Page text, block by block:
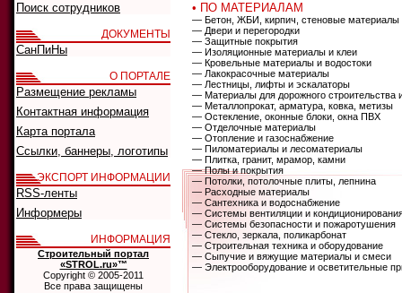
• ПО МАТЕРИАЛАМ
— Бетон, ЖБИ, кирпич, стеновые материалы
— Двери и перегородки
— Защитные покрытия
— Изоляционные материалы и клеи
— Кровельные материалы и водостоки
— Лакокрасочные материалы
— Лестницы, лифты и эскалаторы
— Материалы для дорожного строительства
— Металлопрокат, арматура, ковка, метизы
— Остекление, оконные блоки, окна ПВХ
— Отделочные материалы
— Отопление и газоснабжение
— Пиломатериалы и лесоматериалы
— Плитка, гранит, мрамор, камни
— Полы и покрытия
— Потолки, потолочные плиты, лепнина
— Расходные материалы
— Сантехника и водоснабжение
— Системы вентиляции и
— Системы безопасности и пожаротушения
— Стекло, зеркала, поликарбонат
— Строительная техника и оборудование
— Сыпучие и вяжущие материалы и смеси
— Электрооборудование и осветительные
Поиск сотрудников
ДОКУМЕНТЫ
СанПиНы
О ПОРТАЛЕ
Размещение рекламы
Контактная информация
Карта портала
Ссылки, баннеры, логотипы
ЭКСПОРТ ИНФОРМАЦИИ
RSS-ленты
Информеры
ИНФОРМАЦИЯ
Строительный портал
«STROL.ru»™
Copyright © 2005-2011
Все права защищены